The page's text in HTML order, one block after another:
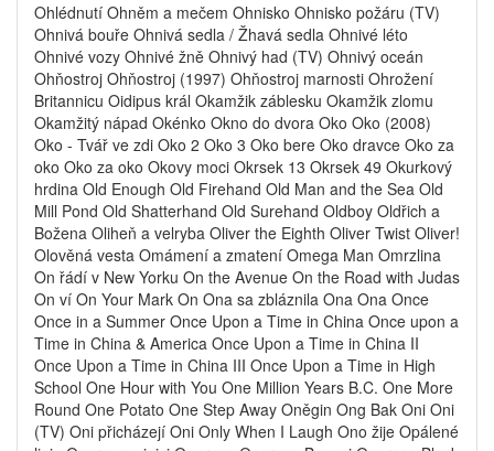
Ohlédnutí Ohněm a mečem Ohnisko Ohnisko požáru (TV)
Ohnivá bouře Ohnivá sedla / Žhavá sedla Ohnivé léto
Ohnivé vozy Ohnivé žně Ohnivý had (TV) Ohnivý oceán
Ohňostroj Ohňostroj (1997) Ohňostroj marnosti Ohrožení
Britannicu Oidipus král Okamžik záblesku Okamžik zlomu
Okamžitý nápad Okénko Okno do dvora Oko Oko (2008)
Oko - Tvář ve zdi Oko 2 Oko 3 Oko bere Oko dravce Oko za
oko Oko za oko Okovy moci Okrsek 13 Okrsek 49 Okurkový
hrdina Old Enough Old Firehand Old Man and the Sea Old
Mill Pond Old Shatterhand Old Surehand Oldboy Oldřich a
Božena Oliheň a velryba Oliver the Eighth Oliver Twist Oliver!
Olověná vesta Omámení a zmatení Omega Man Omrzlina
On řádí v New Yorku On the Avenue On the Road with Judas
On ví On Your Mark On Ona sa zbláznila Ona Ona Once
Once in a Summer Once Upon a Time in China Once upon a
Time in China & America Once Upon a Time in China II
Once Upon a Time in China III Once Upon a Time in High
School One Hour with You One Million Years B.C. One More
Round One Potato One Step Away Oněgin Ong Bak Oni Oni
(TV) Oni přicházejí Oni Only When I Laugh Ono žije Opálené